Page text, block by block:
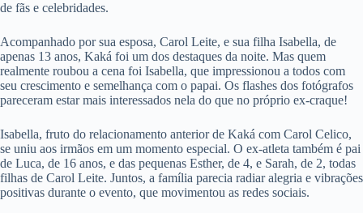
de fãs e celebridades.
Acompanhado por sua esposa, Carol Leite, e sua filha Isabella, de
apenas 13 anos, Kaká foi um dos destaques da noite. Mas quem
realmente roubou a cena foi Isabella, que impressionou a todos com
seu crescimento e semelhança com o papai. Os flashes dos fotógrafos
pareceram estar mais interessados nela do que no próprio ex-craque!
Isabella, fruto do relacionamento anterior de Kaká com Carol Celico,
se uniu aos irmãos em um momento especial. O ex-atleta também é pai
de Luca, de 16 anos, e das pequenas Esther, de 4, e Sarah, de 2, todas
filhas de Carol Leite. Juntos, a família parecia radiar alegria e vibrações
positivas durante o evento, que movimentou as redes sociais.